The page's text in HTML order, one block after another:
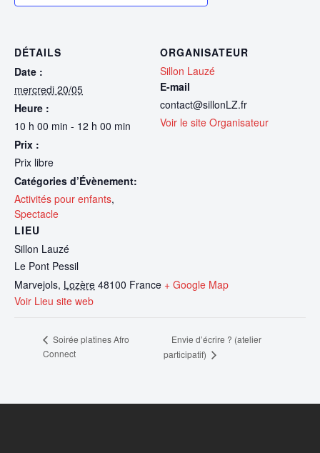
DÉTAILS
Date :
mercredi 20/05
Heure :
10 h 00 min - 12 h 00 min
Prix :
Prix libre
Catégories d’Évènement:
Activités pour enfants,
Spectacle
LIEU
Sillon Lauzé
Le Pont Pessil
Marvejols, Lozère 48100 France + Google Map
Voir Lieu site web
ORGANISATEUR
Sillon Lauzé
E-mail
contact@sillonLZ.fr
Voir le site Organisateur
Soirée platines Afro
Connect
Envie d’écrire ? (atelier
participatif)